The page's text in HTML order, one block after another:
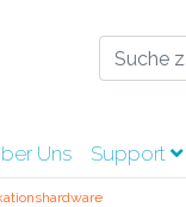
Uns Support